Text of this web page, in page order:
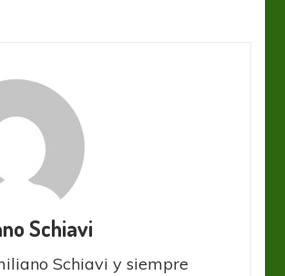
Schiavi
Schiavi y siempre